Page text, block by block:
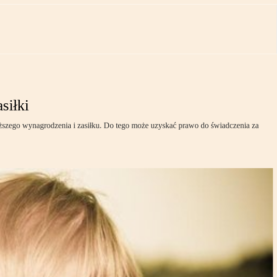
wynagrodzenia i zasiłku. Do tego może uzyskać prawo do świadczenia za